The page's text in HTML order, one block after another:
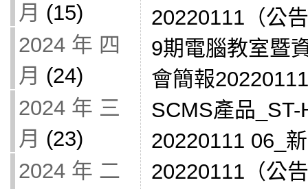
月 (15)
2024 年 四
月 (24)
2024 年 三
月 (23)
2024 年 二
20220111（公
9期電腦教室暨
會簡報
SCMS產品
20220111 06_
20220111（公